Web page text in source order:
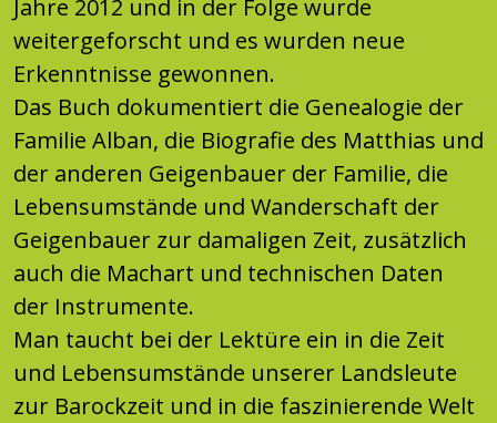
Jahre 2012 und in der Folge wurde
weitergeforscht und es wurden neue
Erkenntnisse gewonnen.
Das Buch dokumentiert die Genealogie der
Familie Alban, die Biografie des Matthias und
der anderen Geigenbauer der Familie, die
Lebensumstände und Wanderschaft der
Geigenbauer zur damaligen Zeit, zusätzlich
auch die Machart und technischen Daten
der Instrumente.
Man taucht bei der Lektüre ein in die Zeit
und Lebensumstände unserer Landsleute
zur Barockzeit und in die faszinierende Welt